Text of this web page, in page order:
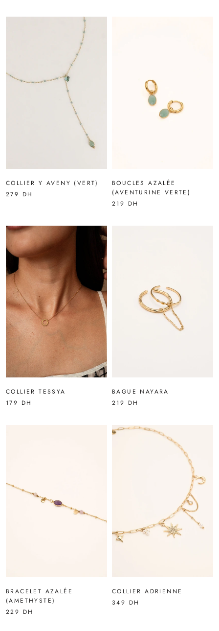
COLLIER Y AVENY (VERT)
279 DH
BOUCLES AZALÉE
(AVENTURINE VERTE)
219 DH
COLLIER TESSYA
179 DH
BAGUE NAYARA
219 DH
BRACELET AZALÉE
(AMETHYSTE)
229 DH
COLLIER ADRIENNE
349 DH